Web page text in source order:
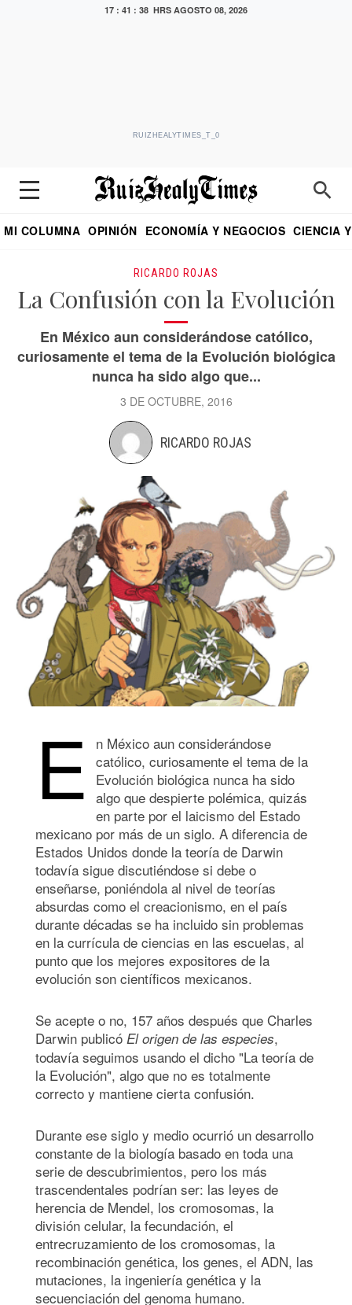
17 : 41 : 39 HRS AGOSTO 08, 2026
RUIZHEALYTIMES_T_0
MI COLUMNA OPINIÓN ECONOMÍA Y NEGOCIOS CIENCIA
RICARDO ROJAS
La Confusión con la Evolución
En México aun considerándose católico,
curiosamente el tema de la Evolución biológica
nunca ha sido algo que...
3 DE OCTUBRE, 2016
RICARDO ROJAS
E
n México aun considerándose
católico, curiosamente el tema de la
Evolución biológica nunca ha sido
algo que despierte polémica, quizás
en parte por el laicismo del Estado
mexicano por más de un siglo. A diferencia de
Estados Unidos donde la teoría de Darwin
todavía sigue discutiéndose si debe o
enseñarse, poniéndola al nivel de teorías
absurdas como el creacionismo, en el país
durante décadas se ha incluido sin problemas
en la currícula de ciencias en las escuelas, al
punto que los mejores expositores de la
evolución son científicos mexicanos.
Se acepte o no, 157 años después que Charles
Darwin publicó El origen de las especies,
todavía seguimos usando el dicho "La teoría de
la Evolución", algo que no es totalmente
correcto y mantiene cierta confusión.
Durante ese siglo y medio ocurrió un desarrollo
constante de la biología basado en toda una
serie de descubrimientos, pero los más
trascendentales podrían ser: las leyes de
herencia de Mendel, los cromosomas, la
división celular, la fecundación, el
entrecruzamiento de los cromosomas, la
recombinación genética, los genes, el ADN, las
mutaciones, la ingeniería genética y la
secuenciación del genoma humano.